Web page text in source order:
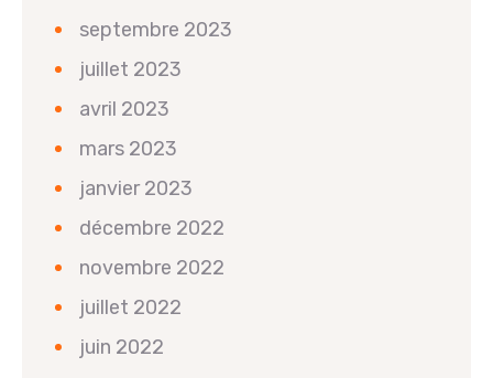
septembre 2023
juillet 2023
avril 2023
mars 2023
janvier 2023
décembre 2022
novembre 2022
juillet 2022
juin 2022